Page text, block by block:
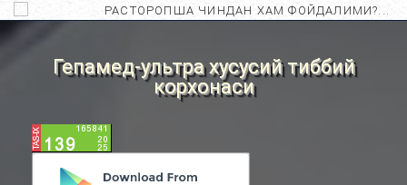
РАСТОРОПША ЧИНДАН ХАМ ФОЙДАЛИМИ?...
НОСТАНДАРТ УСУЛЛАРИ....
АВГ 22, 2017 83707
Гепамед-ультра хусусий тиббий
корхонаси